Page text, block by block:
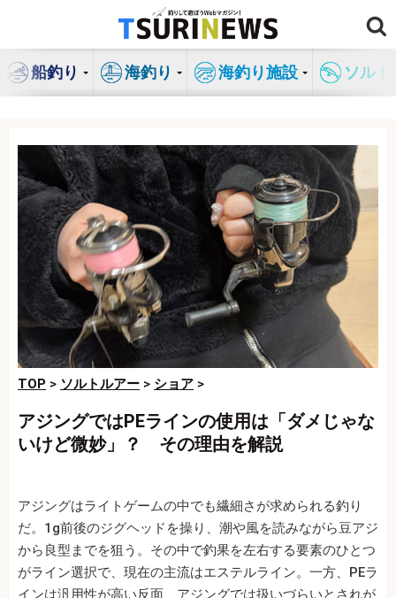
ン
船釣り 海釣り 海釣り施設 ソル
TOP > ソルトルアー > ショア >
アジングではPEラインの使用は「ダメじゃな
いけど微妙」？ その理由を解説
アジングはライトゲームの中でも繊細さが求められる釣り
だ。1g前後のジグヘッドを操り、潮や風を読みながら豆アジ
から良型までを狙う。その中で釣果を左右する要素のひとつ
がライン選択で、現在の主流はエステルライン。一方、PEラ
インは汎用性が高い反面、アジングでは扱いづらいとされが